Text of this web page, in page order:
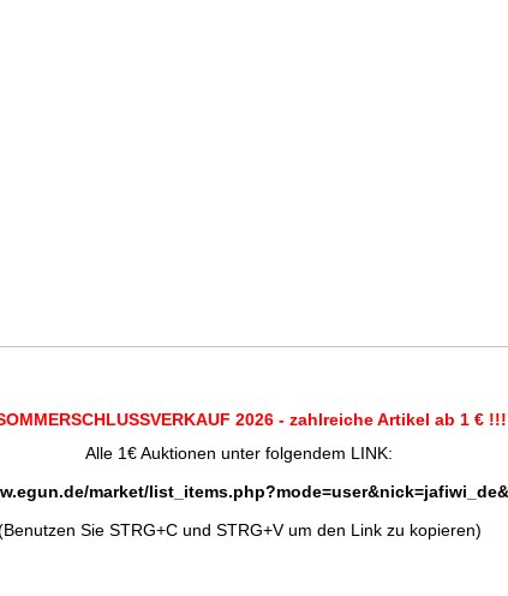
2026 - zahlreiche Artikel ab 1 € !!!
Alle 1€ Auktionen unter folgendem LINK:
market/
Sie STRG+C und STRG+V um den Link zu kopieren)